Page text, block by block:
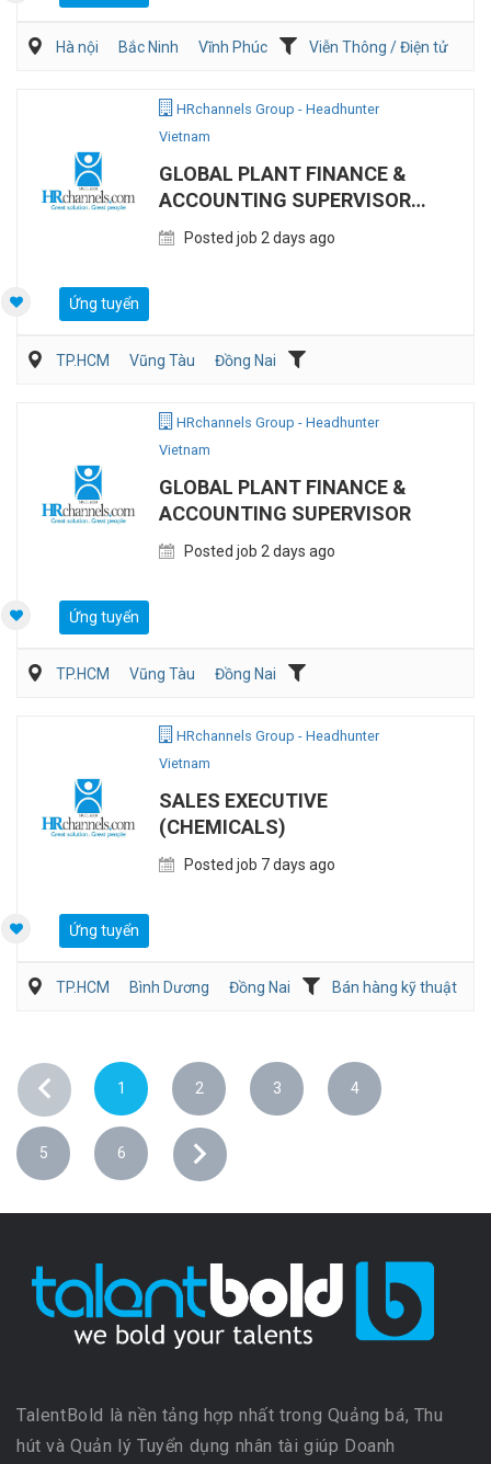
Hà nội Bắc Ninh Vĩnh Phúc
Viễn Thông / Điện tử
HRchannels Group - Headhunter
Vietnam
GLOBAL PLANT FINANCE &
ACCOUNTING SUPERVISOR
(MANUFACTURING)
Posted job 2 days ago
Ứng tuyển
TP.HCM Vũng Tàu
Đồng Nai
HRchannels Group - Headhunter
Vietnam
GLOBAL PLANT FINANCE &
ACCOUNTING SUPERVISOR
Posted job 2 days ago
Ứng tuyển
TP.HCM Vũng Tàu
Đồng Nai
HRchannels Group - Headhunter
Vietnam
SALES EXECUTIVE
(CHEMICALS)
Posted job 7 days ago
Ứng tuyển
TP.HCM Bình Dương Đồng Nai Bán hàng kỹ thuật
1 2 3 4
5 6
TalentBold là nền tảng hợp nhất trong Quảng bá, Thu
hút và Quản lý Tuyển dụng nhân tài giúp Doanh